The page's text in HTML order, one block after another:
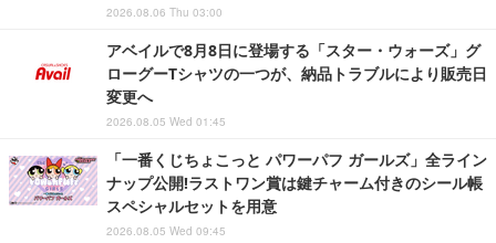
2026.08.06 Thu 03:00
アベイルで8月8日に登場する「スター・ウォーズ」グ
ローグーTシャツの一つが、納品トラブルにより販売日
変更へ
2026.08.05 Wed 01:45
「一番くじちょこっと パワーパフ ガールズ」全ライン
ナップ公開!ラストワン賞は鍵チャーム付きのシール帳
スペシャルセットを用意
2026.08.05 Wed 09:45